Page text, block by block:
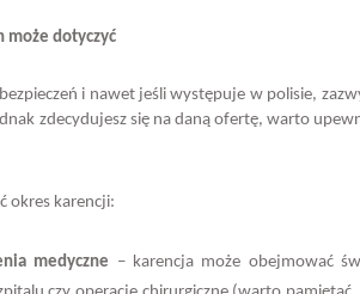
może dotyczyć
i nawet jeśli występuje w polisie,
zdecydujesz się na daną ofertę, warto
okres karencji:
medyczne – karencja może obejmować